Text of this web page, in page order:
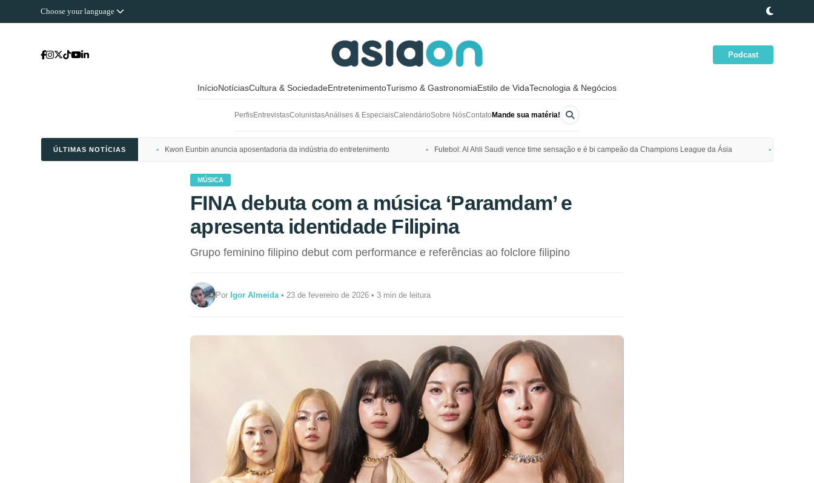
Choose your language
Podcast
InícioNotíciasCultura & SociedadeEntretenimentoTurismo & GastronomiaEstilo de VidaTecnologia & Negócios
PerfisEntrevistasColunistasAnálises & EspeciaisCalendárioSobre NósContato Mande sua matéria!
ÚLTIMAS NOTÍCIAS Kwon Eunbin anuncia aposentadoria da indústria do entretenimento Futebol: Al Ahli Saudi vence time sensação e é bi campeão da Champions League da Ásia
MÚSICA
FINA debuta com a música ‘Paramdam’ e
apresenta identidade Filipina
Grupo feminino filipino debut com performance e referências ao folclore filipino
PorIgor Almeida • 23 de fevereiro de 2026 • 3 min de leitura